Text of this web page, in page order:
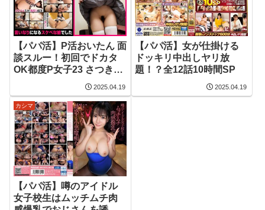
【パパ活】女が仕掛ける
ドッキリ中出しヤリ放
題！？全12話10時間SP
2025.04.19
【パパ活】P活おいたん 面
談スルー！初回でドカタ
OK都度P女子23 さつきチ
2025.04.19
カシマ
【パパ活】噂のアイドル
女子校生はムッチムチ肉